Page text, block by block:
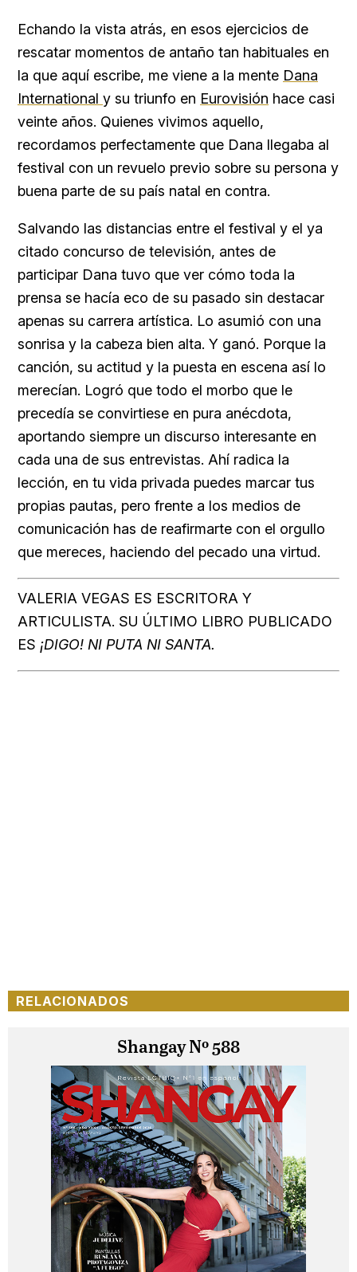
Echando la vista atrás, en esos ejercicios de
rescatar momentos de antaño tan habituales en
la que aquí escribe, me viene a la mente Dana
International y su triunfo en Eurovisión hace casi
veinte años. Quienes vivimos aquello,
recordamos perfectamente que Dana llegaba al
festival con un revuelo previo sobre su persona y
buena parte de su país natal en contra.
Salvando las distancias entre el festival y el ya
citado concurso de televisión, antes de
participar Dana tuvo que ver cómo toda la
prensa se hacía eco de su pasado sin destacar
apenas su carrera artística. Lo asumió con una
sonrisa y la cabeza bien alta. Y ganó. Porque la
canción, su actitud y la puesta en escena así lo
merecían. Logró que todo el morbo que le
precedía se convirtiese en pura anécdota,
aportando siempre un discurso interesante en
cada una de sus entrevistas. Ahí radica la
lección, en tu vida privada puedes marcar tus
propias pautas, pero frente a los medios de
comunicación has de reafirmarte con el orgullo
que mereces, haciendo del pecado una virtud.
VALERIA VEGAS ES ESCRITORA Y
ARTICULISTA. SU ÚLTIMO LIBRO PUBLICADO
ES ¡DIGO! NI PUTA NI SANTA.
RELACIONADOS
Shangay Nº 588